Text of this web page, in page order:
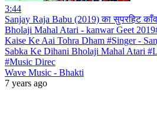
3:44
Sanjay Raja Babu (2019) का सुपरहिट
Bholaji Mahal Atari - kanwar Geet
Kaise Ke Aai Tohra Dham #Singer -
Sabka Ke Dihani Bholaji Mahal Atari
#Music Direc
Wave Music - Bhakti
7 years ago